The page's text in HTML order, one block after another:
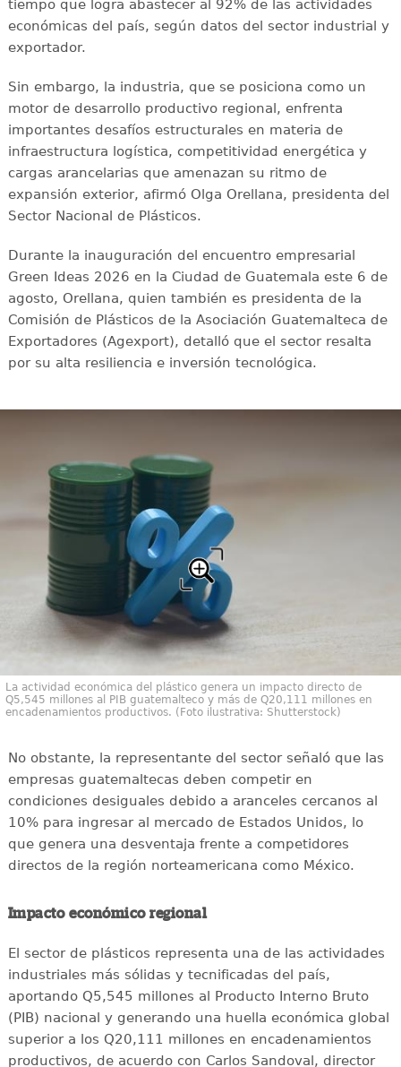
tiempo que logra abastecer al 92% de las actividades
económicas del país, según datos del sector industrial y
exportador.
Sin embargo, la industria, que se posiciona como un
motor de desarrollo productivo regional, enfrenta
importantes desafíos estructurales en materia de
infraestructura logística, competitividad energética y
cargas arancelarias que amenazan su ritmo de
expansión exterior, afirmó Olga Orellana, presidenta del
Sector Nacional de Plásticos.
Durante la inauguración del encuentro empresarial
Green Ideas 2026 en la Ciudad de Guatemala este 6 de
agosto, Orellana, quien también es presidenta de la
Comisión de Plásticos de la Asociación Guatemalteca de
Exportadores (Agexport), detalló que el sector resalta
por su alta resiliencia e inversión tecnológica.
La actividad económica del plástico genera un impacto directo de
Q5,545 millones al PIB guatemalteco y más de Q20,111 millones en
encadenamientos productivos. (Foto ilustrativa: Shutterstock)
No obstante, la representante del sector señaló que las
empresas guatemaltecas deben competir en
condiciones desiguales debido a aranceles cercanos al
10% para ingresar al mercado de Estados Unidos, lo
que genera una desventaja frente a competidores
directos de la región norteamericana como México.
Impacto económico regional
El sector de plásticos representa una de las actividades
industriales más sólidas y tecnificadas del país,
aportando Q5,545 millones al Producto Interno Bruto
(PIB) nacional y generando una huella económica global
superior a los Q20,111 millones en encadenamientos
productivos, de acuerdo con Carlos Sandoval, director